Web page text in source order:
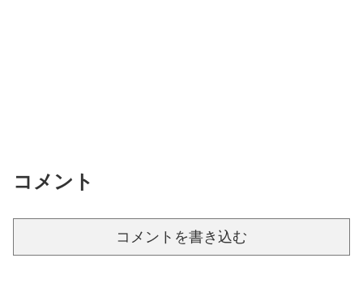
コメント
コメントを書き込む